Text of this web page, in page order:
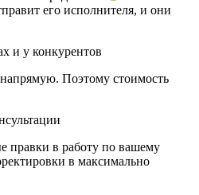
его исполнителя, и они
и у конкурентов
Поэтому стоимость
правки в работу по вашему
в максимально